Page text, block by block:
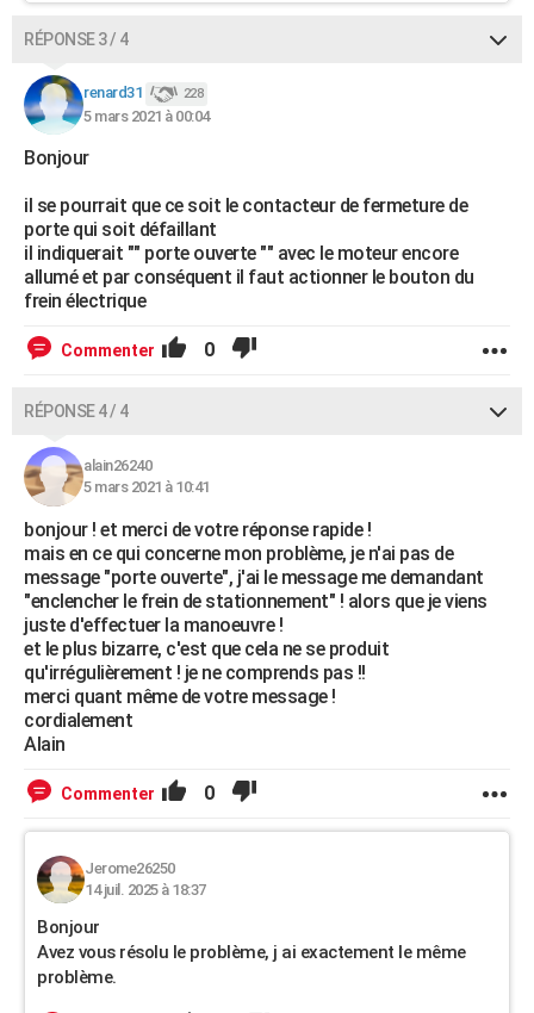
RÉPONSE 3 / 4
renard31 228
5 mars 2021 à 00:04
Bonjour
il se pourrait que ce soit le contacteur de fermeture de
porte qui soit défaillant
il indiquerait "" porte ouverte "" avec le moteur encore
allumé et par conséquent il faut actionner le bouton du
frein électrique
Commenter 0
RÉPONSE 4 / 4
alain26240
5 mars 2021 à 10:41
bonjour ! et merci de votre réponse rapide !
mais en ce qui concerne mon problème, je n'ai pas de
message "porte ouverte", j'ai le message me demandant
"enclencher le frein de stationnement" ! alors que je viens
juste d'effectuer la manoeuvre !
et le plus bizarre, c'est que cela ne se produit
qu'irrégulièrement ! je ne comprends pas !!
merci quant même de votre message !
cordialement
Alain
Commenter 0
Jerome26250
14 juil. 2025 à 18:37
Bonjour
Avez vous résolu le problème, j ai exactement le même
problème.